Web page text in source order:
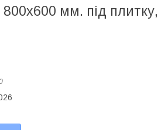
мм. під плитку,